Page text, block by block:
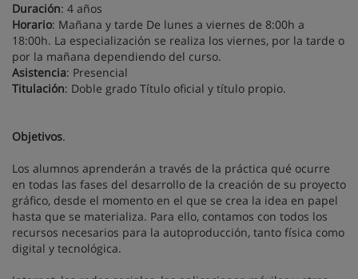
Duración: 4 años
Horario: Mañana y tarde De lunes a viernes de 8:00h a
18:00h. La especialización se realiza los viernes, por la tarde o
por la mañana dependiendo del curso.
Asistencia: Presencial
Titulación: Doble grado Título oficial y título propio.
Objetivos.
Los alumnos aprenderán a través de la práctica qué ocurre
en todas las fases del desarrollo de la creación de su proyecto
gráfico, desde el momento en el que se crea la idea en papel
hasta que se materializa. Para ello, contamos con todos los
recursos necesarios para la autoproducción, tanto física como
digital y tecnológica.